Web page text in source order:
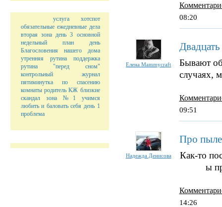
услуга
хотспот
обязательные ежедневные дела
вторая зона день 3 основной
недельный план
день
Благословения нашего дома
утренняя рутина
поддержка
рутина "перед сном"
контрольный журнал
пятиминутка по спасению
комнаты родитель КЖ близкие
скандал
зона №1
учимся
любить и баловать себя день 1
проблема
08:20
Елена Mammycraft
Бывают
случаях,
09:51
Надежда Денисова
Про
Как-то
ы
14:26